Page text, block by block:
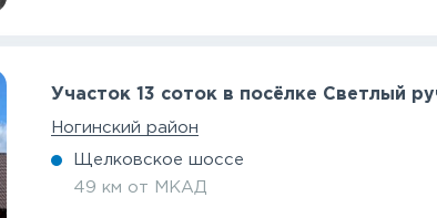
Участок 13 соток в посёлке Светлый
Ногинский район
Щелковское шоссе
49 км от МКАД